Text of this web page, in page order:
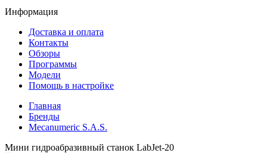
Информация
Доставка и оплата
Контакты
Обзоры
Программы
Модели
Помощь в настройке
Главная
Бренды
Mecanumeric S.A.S.
Мини гидроабразивный станок LabJet-20